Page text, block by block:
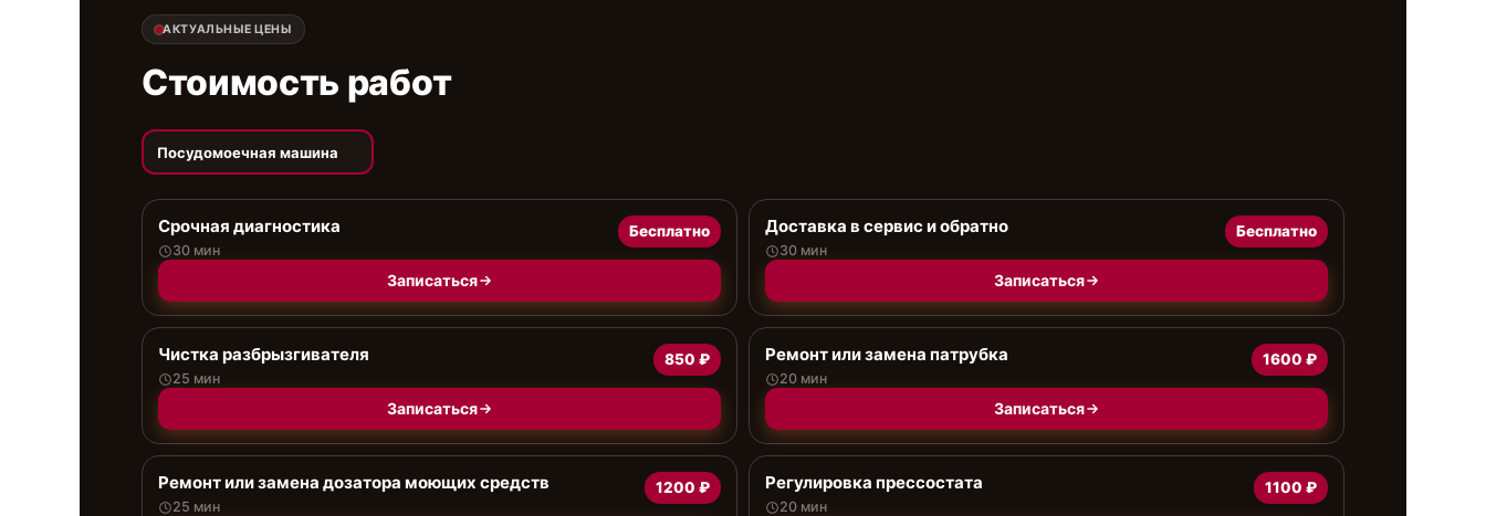
АКТУАЛЬНЫЕ ЦЕНЫ
Стоимость работ
Посудомоечная машина
Срочная диагностика
30 мин
Бесплатно
Записаться
Доставка в сервис и обратно
30 мин
Бесплатно
Записаться
Чистка разбрызгивателя
25 мин
850 ₽
Записаться
Ремонт или замена патрубка
20 мин
1600 ₽
Записаться
Ремонт или замена дозатора моющих средств
25 мин
1200 ₽ Регулировка прессостата
20 мин
1100 ₽